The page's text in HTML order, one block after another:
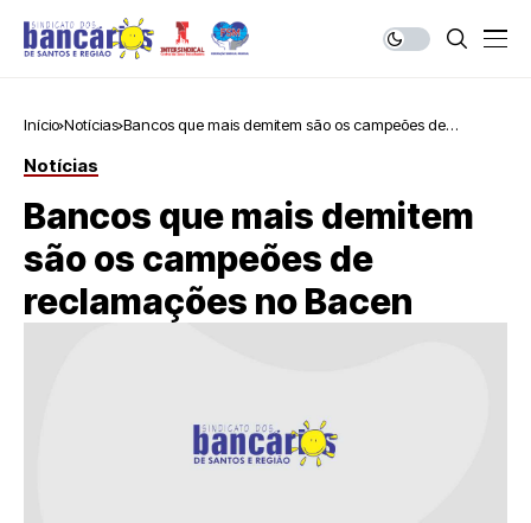
Início Notícias Bancos que mais demitem são os campeões de
Notícias
Bancos que mais demitem
são os campeões de
reclamações no Bacen